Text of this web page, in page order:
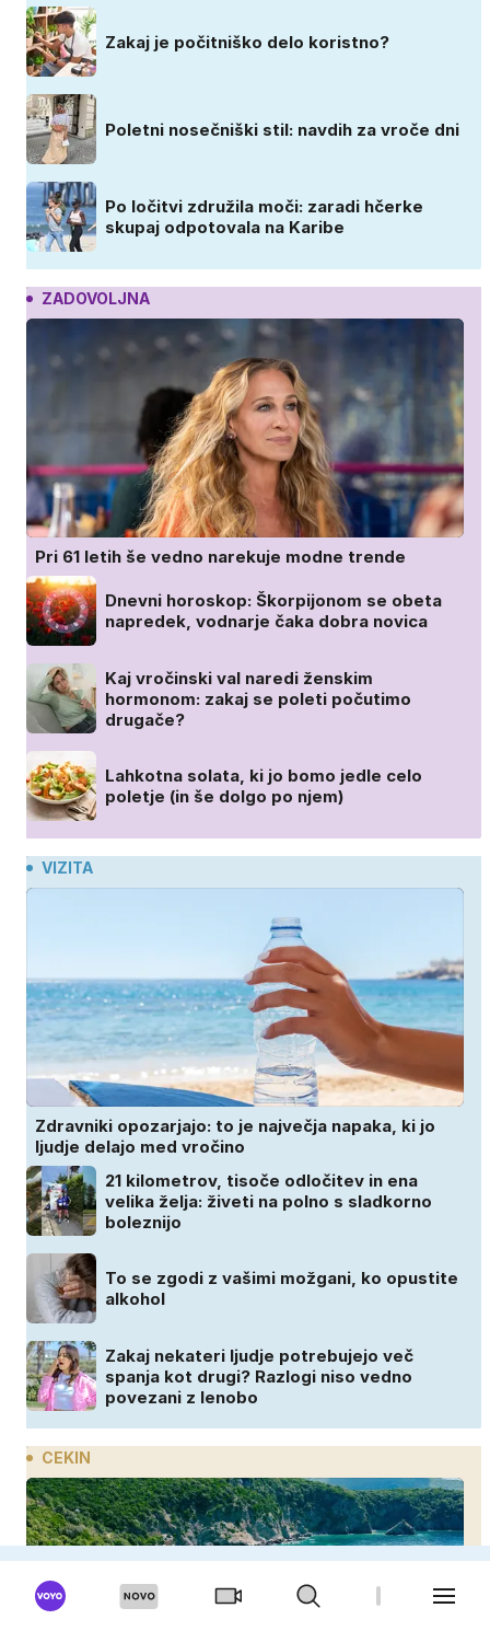
Zakaj je počitniško delo koristno?
Poletni nosečniški stil: navdih za vroče dni
Po ločitvi združila moči: zaradi hčerke
skupaj odpotovala na Karibe
ZADOVOLJNA
Pri 61 letih še vedno narekuje modne trende
Dnevni horoskop: Škorpijonom se obeta
napredek, vodnarje čaka dobra novica
Kaj vročinski val naredi ženskim
hormonom: zakaj se poleti počutimo
drugače?
Lahkotna solata, ki jo bomo jedle celo
poletje (in še dolgo po njem)
VIZITA
Zdravniki opozarjajo: to je največja napaka, ki jo
ljudje delajo med vročino
21 kilometrov, tisoče odločitev in ena
velika želja: živeti na polno s sladkorno
boleznijo
To se zgodi z vašimi možgani, ko opustite
alkohol
Zakaj nekateri ljudje potrebujejo več
spanja kot drugi? Razlogi niso vedno
povezani z lenobo
CEKIN